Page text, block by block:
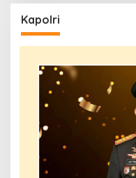
Kapolri